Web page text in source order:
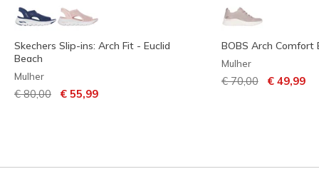
Skechers Slip-ins: Arch Fit - Euclid
Beach
Mulher
Preço com desconto de
€ 80,00 para
€ 55,99
BOBS Arch Comfort
Mulher
Preço com
€ 70,00para
€ 49,99